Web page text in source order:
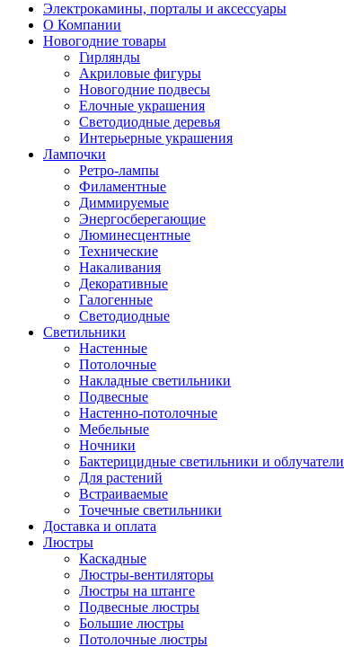
Электрокамины, порталы и аксессуары
О Компании
Новогодние товары
Гирлянды
Акриловые фигуры
Новогодние подвесы
Елочные украшения
Светодиодные деревья
Интерьерные украшения
Лампочки
Ретро-лампы
Филаментные
Диммируемые
Энергосберегающие
Люминесцентные
Технические
Накаливания
Декоративные
Галогенные
Светодиодные
Светильники
Настенные
Потолочные
Накладные светильники
Подвесные
Настенно-потолочные
Мебельные
Ночники
Бактерицидные светильники и облучатели
Для растений
Встраиваемые
Точечные светильники
Доставка и оплата
Люстры
Каскадные
Люстры-вентиляторы
Люстры на штанге
Подвесные люстры
Большие люстры
Потолочные люстры